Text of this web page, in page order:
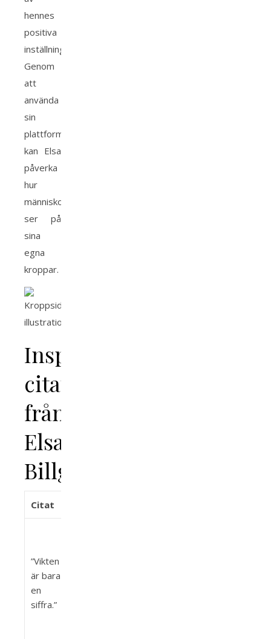
hennes
positiva
inställning.
Genom
att
använda
sin
plattform
kan Elsa
påverka
hur
människor
ser på
sina
egna
kroppar.
Inspirerande
citat
från
Elsa
Billgren
Citat
”Vikten
är bara
en
siffra.”